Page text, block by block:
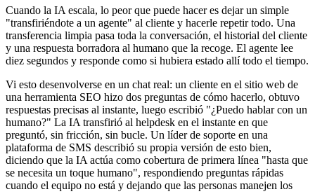
Cuando la IA escala, lo peor que puede hacer es dejar un simple
"transfiriéndote a un agente" al cliente y hacerle repetir todo. Una
transferencia limpia pasa toda la conversación, el historial del cliente
y una respuesta borradora al humano que la recoge. El agente lee
diez segundos y responde como si hubiera estado allí todo el tiempo.
Vi esto desenvolverse en un chat real: un cliente en el sitio web de
una herramienta SEO hizo dos preguntas de cómo hacerlo, obtuvo
respuestas precisas al instante, luego escribió "¿Puedo hablar con un
humano?" La IA transfirió al helpdesk en el instante en que
preguntó, sin fricción, sin bucle. Un líder de soporte en una
plataforma de SMS describió su propia versión de esto bien,
diciendo que la IA actúa como cobertura de primera línea "hasta que
se necesita un toque humano", respondiendo preguntas rápidas
cuando el equipo no está y dejando que las personas manejen los